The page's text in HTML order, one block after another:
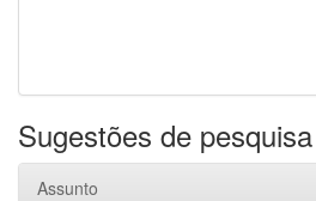
Sugestões de pesquisa
Assunto